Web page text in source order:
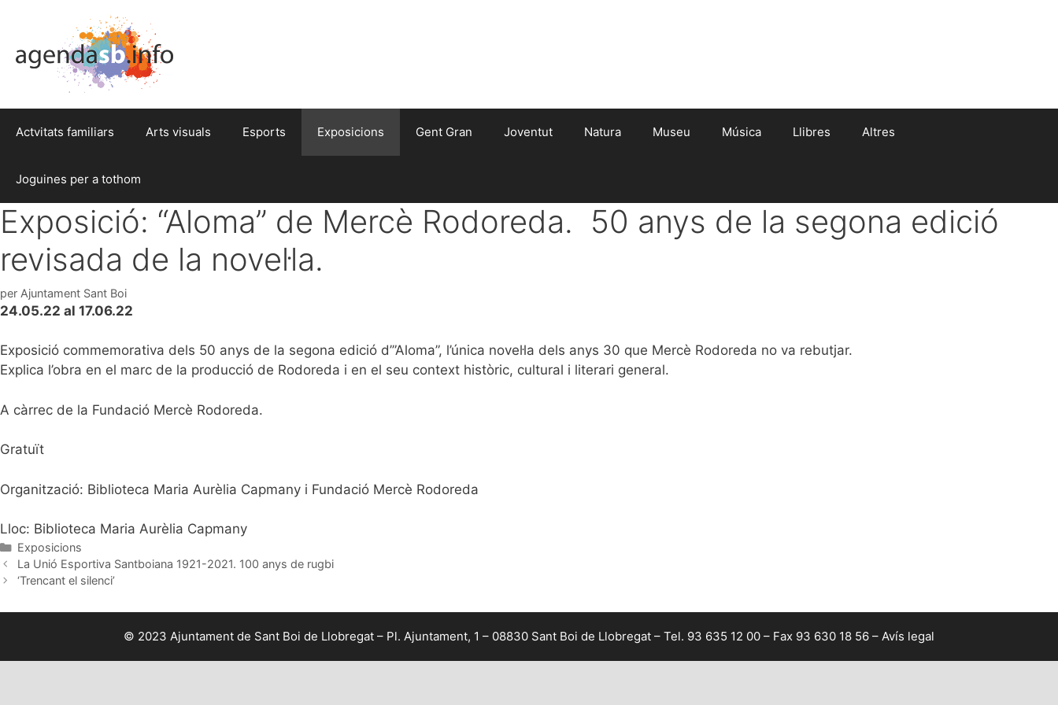
Actvitats familiars Arts visuals Esports Exposicions Gent Gran Joventut Natura Museu Música Llibres Altres
Joguines per a tothom
Exposició: “Aloma” de Mercè Rodoreda. 50 anys de la segona edició
revisada de la novel·la.
per Ajuntament Sant Boi
24.05.22 al 17.06.22
Exposició commemorativa dels 50 anys de la segona edició d’”Aloma”, l’única novel·la dels anys 30 que Mercè Rodoreda no va rebutjar.
Explica l’obra en el marc de la producció de Rodoreda i en el seu context històric, cultural i literari general.
A càrrec de la Fundació Mercè Rodoreda.
Gratuït
Organització: Biblioteca Maria Aurèlia Capmany i Fundació Mercè Rodoreda
Lloc: Biblioteca Maria Aurèlia Capmany
Categories
Exposicions
La Unió Esportiva Santboiana 1921-2021. 100 anys de rugbi
‘Trencant el silenci’
© 2023 Ajuntament de Sant Boi de Llobregat – Pl. Ajuntament, 1 – 08830 Sant Boi de Llobregat – Tel. 93 635 12 00 – Fax 93 630 18 56 – Avís legal